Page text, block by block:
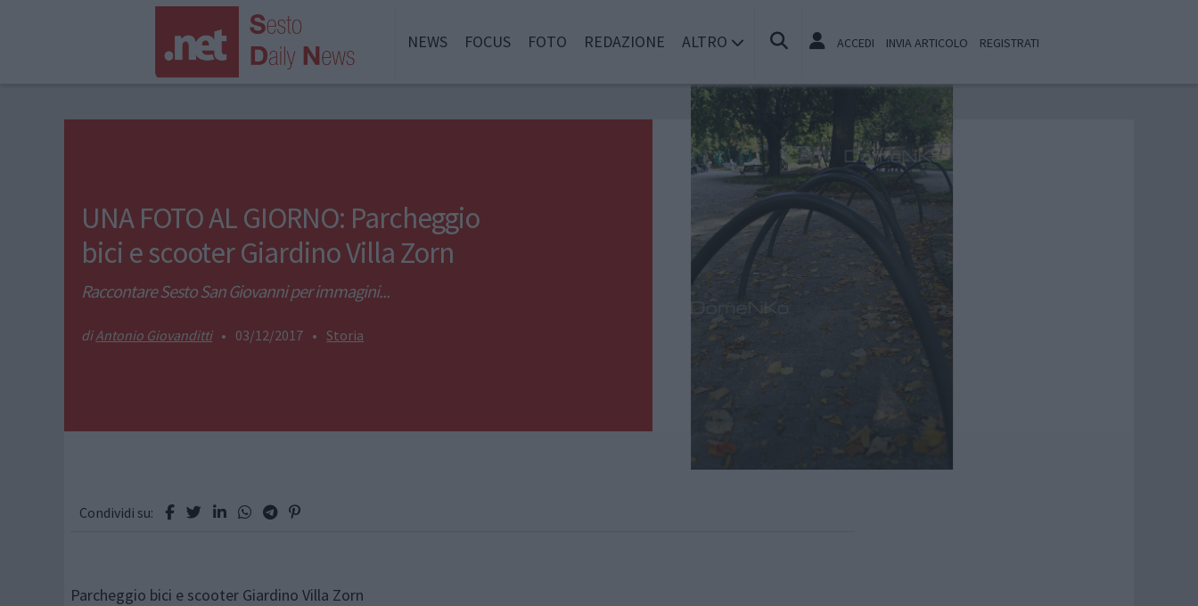
NEWS FOCUS FOTO REDAZIONE ALTRO ACCEDI INVIA ARTICOLO REGISTRATI
UNA FOTO AL GIORNO: Parcheggio
bici e scooter Giardino Villa Zorn
Raccontare Sesto San Giovanni per immagini...
Antonio Giovanditti • 03/12/2017 • Storia
Condividi su:
Parcheggio bici e scooter Giardino Villa Zorn